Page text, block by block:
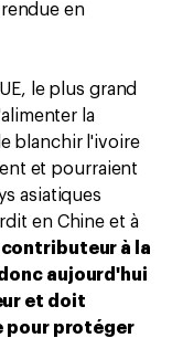
en
le plus grand
la
blanchir l'ivoire
et pourraient
asiatiques
en Chine et à
contributeur à la
aujourd'hui
et doit
pour protéger